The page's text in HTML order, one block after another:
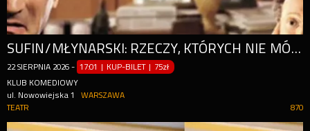
SUFIN/MŁYNARSKI: RZECZY, KTÓRYCH NIE MÓWIĘ SWOJEMU TERAPEUCIE
22 SIERPNIA 2026 - 17:01 | KUP-BILET | 75zł
KLUB KOMEDIOWY
ul. Nowowiejska 1
WARSZAWA
870
TEATR